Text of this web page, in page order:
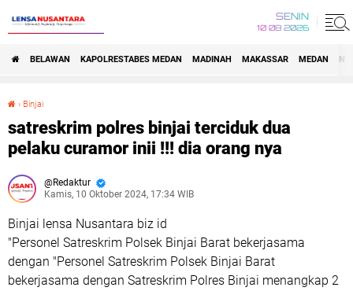
SENIN
10 08 2026
BELAWAN KAPOLRESTABES MEDAN MADINAH MAKASSAR MEDAN
› Binjai
satreskrim polres binjai terciduk dua
pelaku curamor inii !!! dia orang nya
Redaktur
Kamis, 10 Oktober 2024, 17:34 WIB
Binjai lensa Nusantara biz id
"Personel Satreskrim Polsek Binjai Barat bekerjasama
dengan "Personel Satreskrim Polsek Binjai Barat
bekerjasama dengan Satreskrim Polres Binjai menangkap 2